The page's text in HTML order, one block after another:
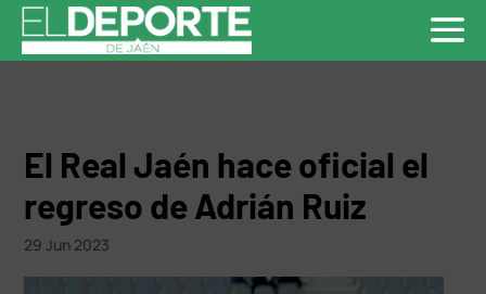
El Real Jaén hace oficial el
regreso de Adrián Ruiz
29 Jun 2023